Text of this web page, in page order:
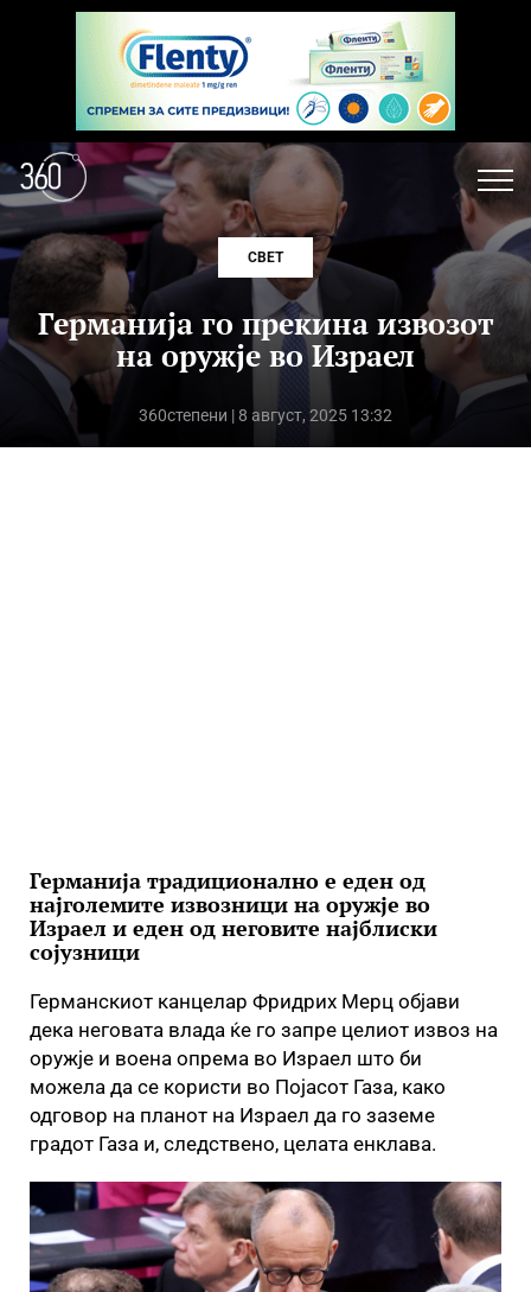
СВЕТ
Германија го прекина извозот
на оружје во Израел
360степени | 8 август, 2025 13:32
Германија традиционално е еден од
најголемите извозници на оружје во
Израел и еден од неговите најблиски
сојузници
Германскиот канцелар Фридрих Мерц објави
дека неговата влада ќе го запре целиот извоз на
оружје и воена опрема во Израел што би
можела да се користи во Појасот Газа, како
одговор на планот на Израел да го заземе
градот Газа и, следствено, целата енклава.